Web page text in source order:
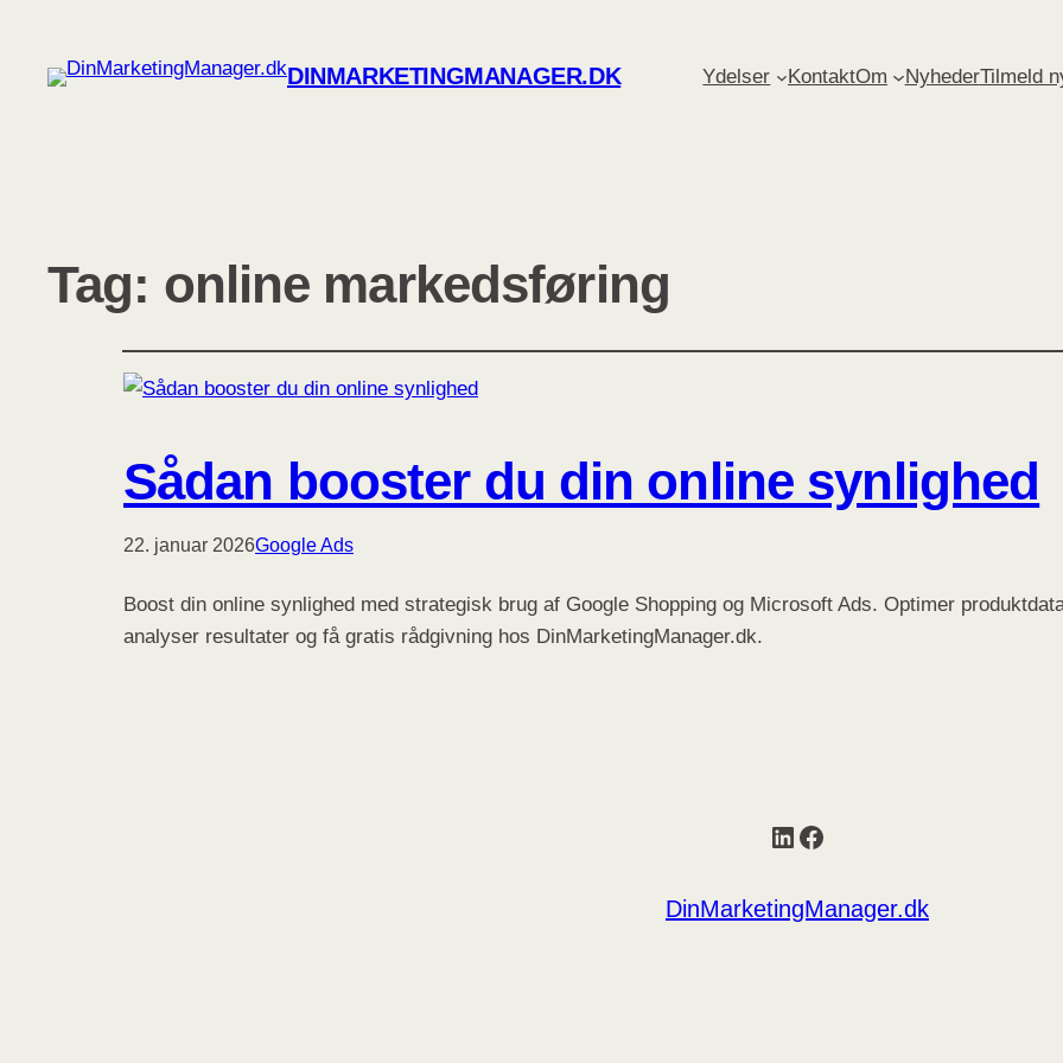
DINMARKETINGMANAGER.DK Ydelser KontaktOm NyhederTilmeld
Tag: online markedsføring
Sådan booster du din online synlighed
22. januar 2026Google Ads
Boost din online synlighed med strategisk brug af Google Shopping og Microsoft Ads. Optimer
analyser resultater og få gratis rådgivning hos DinMarketingManager.dk.
LinkedIn
Facebook
DinMarketingManager.dk